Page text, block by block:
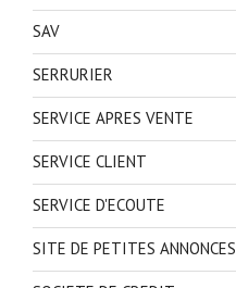
SAV
SERRURIER
SERVICE APRES VENTE
SERVICE CLIENT
SERVICE D'ECOUTE
SITE DE PETITES ANNONCES